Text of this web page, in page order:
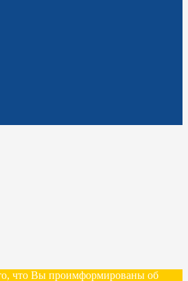
что Вы проимформированы об